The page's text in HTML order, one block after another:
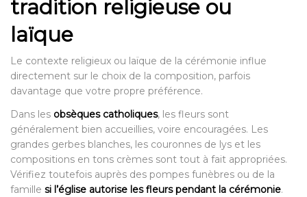
tradition religieuse ou
laïque
Le contexte religieux ou laïque de la cérémonie influe
directement sur le choix de la composition, parfois
davantage que votre propre préférence.
Dans les obsèques catholiques, les fleurs sont
généralement bien accueillies, voire encouragées. Les
grandes gerbes blanches, les couronnes de lys et les
compositions en tons crèmes sont tout à fait appropriées.
Vérifiez toutefois auprès des pompes funèbres ou de la
famille si l’église autorise les fleurs pendant la cérémonie.